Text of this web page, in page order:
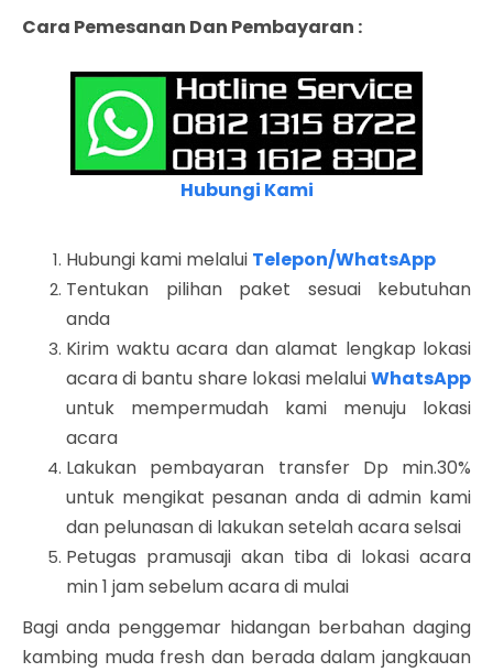
Cara Pemesanan Dan Pembayaran :
Hubungi Kami
Hubungi kami melalui Telepon/WhatsApp
Tentukan pilihan paket sesuai kebutuhan
anda
Kirim waktu acara dan alamat lengkap lokasi
acara di bantu share lokasi melaluiWhatsApp
untuk mempermudah kami menuju lokasi
acara
Lakukan pembayaran transfer Dp min.30%
untuk mengikat pesanan anda di admin kami
dan pelunasan di lakukan setelah acara selsai
Petugas pramusaji akan tiba di lokasi acara
min 1 jam sebelum acara di mulai
Bagi anda penggemar hidangan berbahan daging
kambing muda fresh dan berada dalam jangkauan